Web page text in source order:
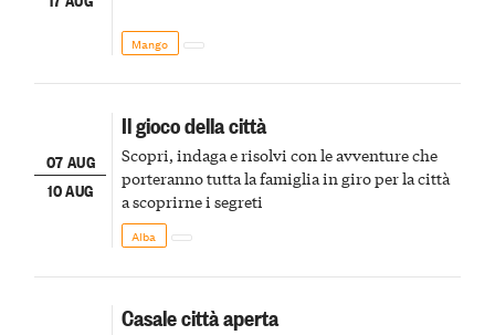
Mango
07 AUG
10 AUG
Il gioco della città
Scopri, indaga e risolvi con le avventure che
porteranno tutta la famiglia in giro per la città
a scoprirne i segreti
Alba
Casale città aperta